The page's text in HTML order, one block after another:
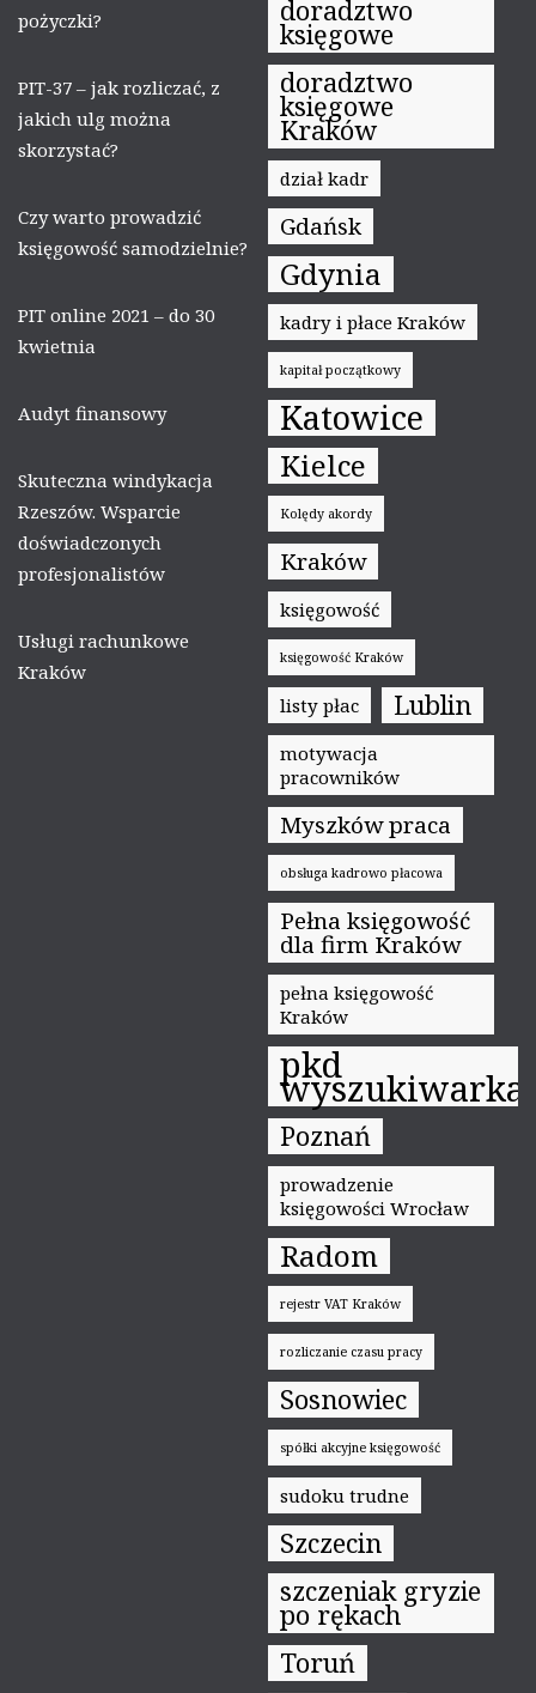
pożyczki?
PIT-37 – jak rozliczać, z
jakich ulg można
skorzystać?
Czy warto prowadzić
księgowość samodzielnie?
PIT online 2021 – do 30
kwietnia
Audyt finansowy
Skuteczna windykacja
Rzeszów. Wsparcie
doświadczonych
profesjonalistów
Usługi rachunkowe
Kraków
doradztwo
księgowe
doradztwo
księgowe
Kraków
dział kadr
Gdańsk
Gdynia
kadry i płace Kraków
kapitał początkowy
Katowice
Kielce
Kolędy akordy
Kraków
księgowość
księgowość Kraków
listy płac Lublin
motywacja
pracowników
Myszków praca
obsługa kadrowo płacowa
Pełna księgowość
dla firm Kraków
pełna księgowość
Kraków
pkd
wyszukiwarka
Poznań
prowadzenie
księgowości Wrocław
Radom
rejestr VAT Kraków
rozliczanie czasu pracy
Sosnowiec
spółki akcyjne księgowość
sudoku trudne
Szczecin
szczeniak gryzie
po rękach
Toruń